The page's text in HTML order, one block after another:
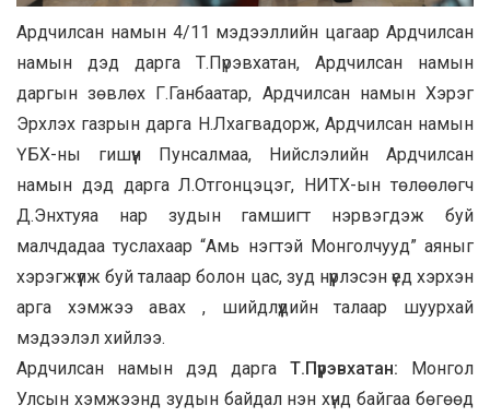
Ардчилсан намын 4/11 мэдээллийн цагаар Ардчилсан
намын дэд дарга Т.Пүрэвхатан, Ардчилсан намын
даргын зөвлөх Г.Ганбаатар, Ардчилсан намын Хэрэг
Эрхлэх газрын дарга Н.Лхагвадорж, Ардчилсан намын
ҮБХ-ны гишүүн Пунсалмаа, Нийслэлийн Ардчилсан
намын дэд дарга Л.Отгонцэцэг, НИТХ-ын төлөөлөгч
Д.Энхтуяа нар зудын гамшигт нэрвэгдэж буй
малчдадаа туслахаар “Амь нэгтэй Монголчууд” аяныг
хэрэгжүүлж буй талаар болон цас, зуд нүүрлэсэн үед хэрхэн
арга хэмжээ авах , шийдлүүдийн талаар шуурхай
мэдээлэл хийлээ.
Ардчилсан намын дэд дарга Т.Пүрэвхатан: Монгол
Улсын хэмжээнд зудын байдал нэн хүнд байгаа бөгөөд